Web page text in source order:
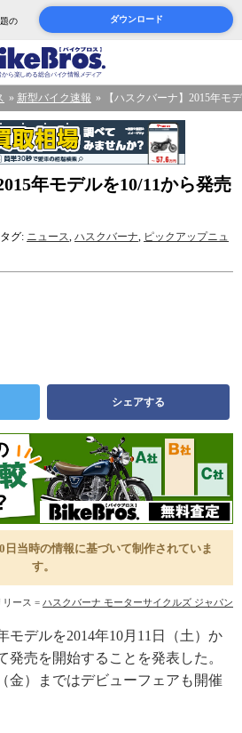
の
ダウンロード
新型バイク速報 【ハスクバーナ】2015年モ
年モデルを10/11から発売
グ: ニュース, ハスクバーナ, ピックアップニュ
シェアする
日当時の情報に基づいて制作されていま
す。
リース = ハスクバーナ モーターサイクルズ ジャパン
モデルを2014年10月11日（土）か
発売を開始することを発表した。
金）まではデビューフェアも開催